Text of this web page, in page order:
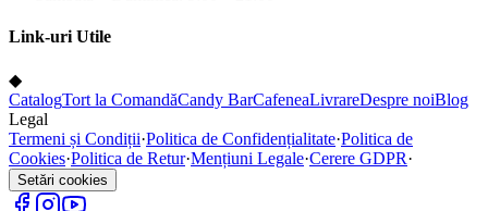
Link-uri Utile
◆
CatalogTort la ComandăCandy BarCafeneaLivrareDespre noiBlog
Legal
Termeni și Condiții·Politica de Confidențialitate·Politica de
Cookies·Politica de Retur·Mențiuni Legale·Cerere GDPR·
Setări cookies